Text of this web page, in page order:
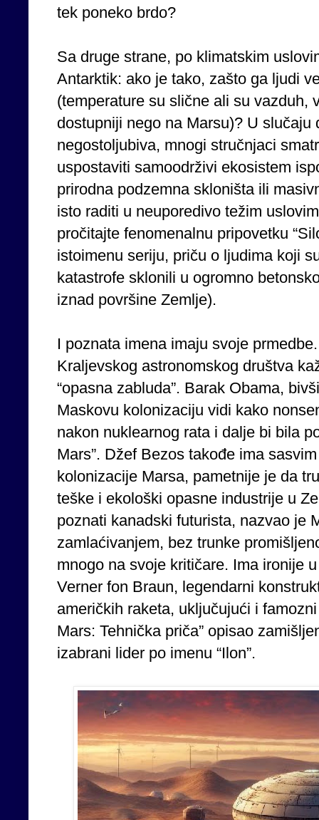
tek poneko brdo?
Sa druge strane, po klimatskim
Antarktik: ako je tako, zašto ga ljudi
(temperature su slične ali su vazduh,
dostupniji nego na Marsu)? U
negostoljubiva, mnogi stručnjaci
uspostaviti samoodrživi ekosistem
prirodna podzemna skloništa ili
isto raditi u neuporedivo težim
pročitajte fenomenalnu pripovetku
istoimenu seriju, priču o ljudima koji
katastrofe sklonili u ogromno
iznad površine Zemlje).
I poznata imena imaju svoje
Kraljevskog astronomskog društva
“opasna zabluda”. Barak Obama,
Maskovu kolonizaciju vidi kako
nakon nuklearnog rata i dalje bi bila
Mars”. Džef Bezos takođe ima
kolonizacije Marsa, pametnije je da
teške i ekološki opasne industrije u
poznati kanadski futurista, nazvao je
zamlaćivanjem, bez trunke
mnogo na svoje kritičare. Ima ironije
Verner fon Braun, legendarni
američkih raketa, uključujući i
Mars: Tehnička priča” opisao
izabrani lider po imenu “Ilon”.